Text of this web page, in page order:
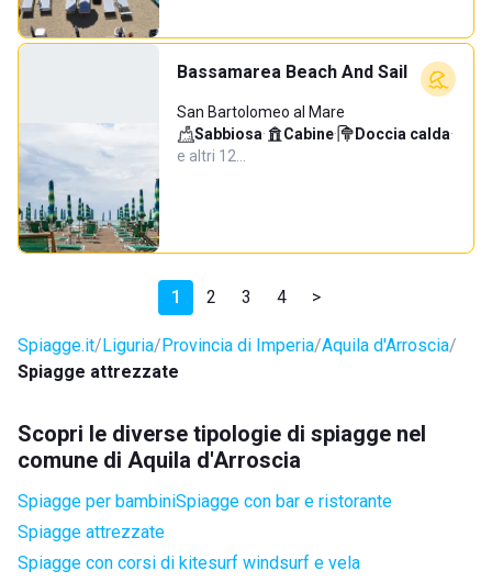
Bassamarea Beach And Sail
San Bartolomeo al Mare
Sabbiosa· Cabine· Doccia calda·
e altri 12…
1 2 3 4 >
Spiagge.it Liguria Provincia di Imperia Aquila d'Arroscia
Spiagge attrezzate
Scopri le diverse tipologie di spiagge nel
comune di Aquila d'Arroscia
Spiagge per bambiniSpiagge con bar e ristorante
Spiagge attrezzate
Spiagge con corsi di kitesurf windsurf e vela